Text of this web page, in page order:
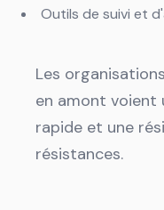
Outils de suivi et
Les
en amont voient
rapide et une
résistances.